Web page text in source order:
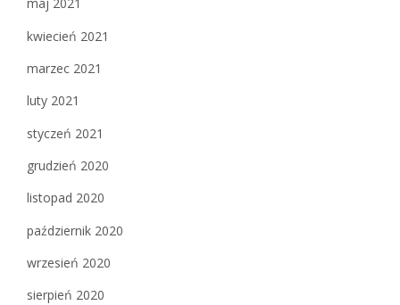
maj 2021
kwiecień 2021
marzec 2021
luty 2021
styczeń 2021
grudzień 2020
listopad 2020
październik 2020
wrzesień 2020
sierpień 2020